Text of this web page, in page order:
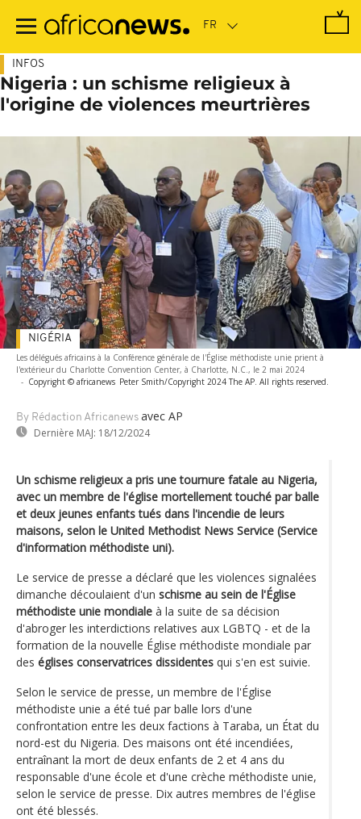
contenu
INFOS
Nigeria : un schisme religieux à
l'origine de violences meurtrières
Les délégués africains à la Conférence générale de l'Église méthodiste unie prient à
l'extérieur du Charlotte Convention Center, à Charlotte, N.C., le 2 mai 2024
- Copyright © africanews Peter Smith/Copyright 2024 The AP. All rights reserved.
By Rédaction Africanews avec AP
Dernière MAJ: 18/12/2024
NIGÉRIA
Un schisme religieux a pris une tournure fatale au Nigeria,
avec un membre de l'église mortellement touché par balle
et deux jeunes enfants tués dans l'incendie de leurs
maisons, selon le United Methodist News Service (Service
d'information méthodiste uni).
Le service de presse a déclaré que les violences signalées
dimanche découlaient d'un schisme au sein de l'Église
méthodiste unie mondiale à la suite de sa décision
d'abroger les interdictions relatives aux LGBTQ - et de la
formation de la nouvelle Église méthodiste mondiale par
des églises conservatrices dissidentes qui s'en est suivie.
Selon le service de presse, un membre de l'Église
méthodiste unie a été tué par balle lors d'une
confrontation entre les deux factions à Taraba, un État du
nord-est du Nigeria. Des maisons ont été incendiées,
entraînant la mort de deux enfants de 2 et 4 ans du
responsable d'une école et d'une crèche méthodiste unie,
selon le service de presse. Dix autres membres de l'église
ont été blessés.